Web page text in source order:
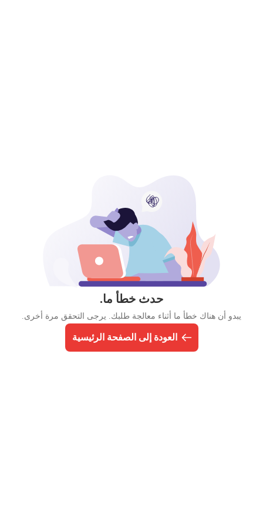
حدث خطأ ما.
يبدو أن هناك خطأ ما أثناء معالجة طلبك. يرجى التحقق مرة أخرى.
العودة إلى الصفحة الرئيسية